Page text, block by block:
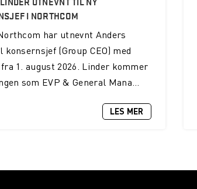
I NORTHCOM
har utnevnt Anders
(Group CEO) med
1. august 2026. Linder kommer
som EVP & General Mana...
LES MER